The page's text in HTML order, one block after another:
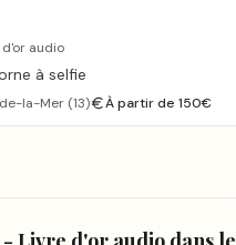
audio
à selfie
la-Mer (13) À partir de 150€